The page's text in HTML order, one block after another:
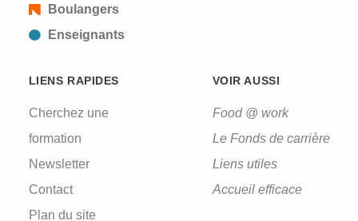
Boulangers
Enseignants
LIENS RAPIDES
Cherchez une
formation
Newsletter
Contact
Plan du site
VOIR AUSSI
Food @ work
Le Fonds de carrière
Liens utiles
Accueil efficace